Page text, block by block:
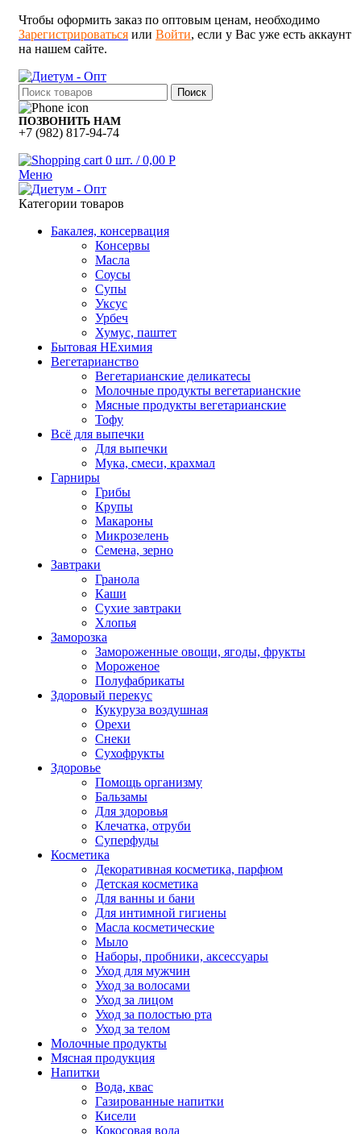
Чтобы оформить заказ по оптовым ценам, необходимо
Зарегистрироваться или Войти, если у Вас уже есть аккаунт
на нашем сайте.
Поиск
ПОЗВОНИТЬ НАМ
+7 (982) 817-94-74
0 шт. / 0,00 Р
Меню
Категории товаров
Бакалея, консервация
Консервы
Масла
Соусы
Супы
Уксус
Урбеч
Хумус, паштет
Бытовая НЕхимия
Вегетарианство
Вегетарианские деликатесы
Молочные продукты вегетарианские
Мясные продукты вегетарианские
Тофу
Всё для выпечки
Для выпечки
Мука, смеси, крахмал
Гарниры
Грибы
Крупы
Макароны
Микрозелень
Семена, зерно
Завтраки
Гранола
Каши
Сухие завтраки
Хлопья
Заморозка
Замороженные овощи, ягоды, фрукты
Мороженое
Полуфабрикаты
Здоровый перекус
Кукуруза воздушная
Орехи
Снеки
Сухофрукты
Здоровье
Помощь организму
Бальзамы
Для здоровья
Клечатка, отруби
Суперфуды
Косметика
Декоративная косметика, парфюм
Детская косметика
Для ванны и бани
Для интимной гигиены
Масла косметические
Мыло
Наборы, пробники, аксессуары
Уход для мужчин
Уход за волосами
Уход за лицом
Уход за полостью рта
Уход за телом
Молочные продукты
Мясная продукция
Напитки
Вода, квас
Газированные напитки
Кисели
Кокосовая вода